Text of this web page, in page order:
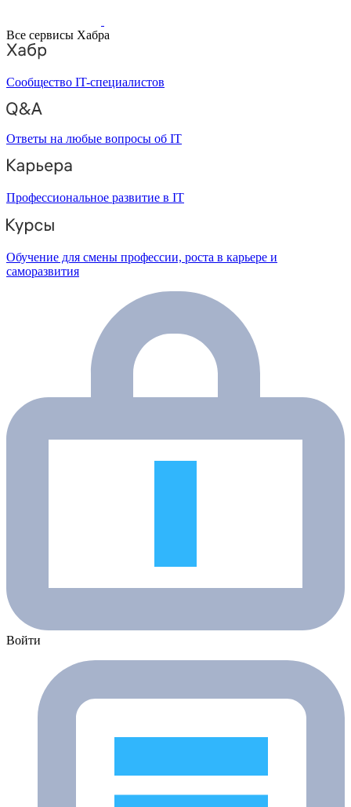
Все сервисы Хабра
Сообщество IT-специалистов
Ответы на любые вопросы об IT
Профессиональное развитие в IT
Обучение для смены профессии, роста в карьере и
саморазвития
Войти